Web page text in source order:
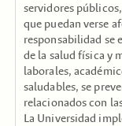
servidores
que puedan verse
responsabilidad se
de la salud física y
laborales,
saludables, se
relacionados con
La Universidad